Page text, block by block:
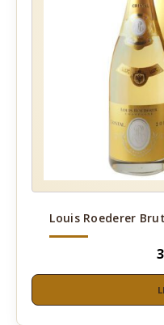
Louis Roederer